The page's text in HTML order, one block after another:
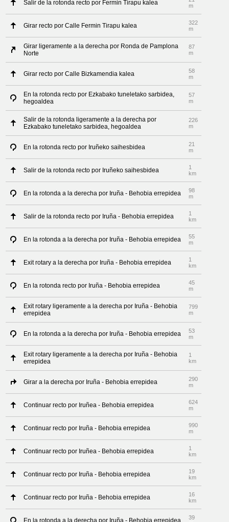
Salir de la rotonda recto por Fermin Tirapu kalea
m
Girar recto por Calle Fermin Tirapu kalea
322
m
Girar ligeramente a la derecha por Ronda de Pamplona
Norte
87
m
Girar recto por Calle Bizkamendia kalea
58
m
En la rotonda recto por Ezkabako tuneletako sarbidea,
hegoaldea
57
m
Salir de la rotonda ligeramente a la derecha por
Ezkabako tuneletako sarbidea, hegoaldea
226
m
En la rotonda recto por Iruñeko saihesbidea
21
m
Salir de la rotonda recto por Iruñeko saihesbidea
1
km
En la rotonda a la derecha por Iruña - Behobia errepidea
98
m
Salir de la rotonda recto por Iruña - Behobia errepidea
1
km
En la rotonda a la derecha por Iruña - Behobia errepidea
55
m
Exit rotary a la derecha por Iruña - Behobia errepidea
1
km
En la rotonda recto por Iruña - Behobia errepidea
45
m
Exit rotary ligeramente a la derecha por Iruña - Behobia
errepidea
799
m
En la rotonda a la derecha por Iruña - Behobia errepidea
53
m
Exit rotary ligeramente a la derecha por Iruña - Behobia
errepidea
1
km
Girar a la derecha por Iruña - Behobia errepidea
290
m
Continuar recto por Iruñea - Behobia errepidea
624
m
Continuar recto por Iruña - Behobia errepidea
990
m
Continuar recto por Iruñea - Behobia errepidea
1
km
Continuar recto por Iruña - Behobia errepidea
19
km
Continuar recto por Iruña - Behobia errepidea
16
km
En la rotonda a la derecha por Iruña - Behobia errepidea
39